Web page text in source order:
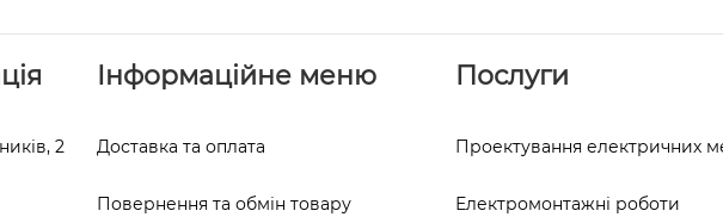
2
Інформаційне меню
Доставка та оплата
Повернення та обмін товару
Послуги
Проектування електричних
Електромонтажні роботи